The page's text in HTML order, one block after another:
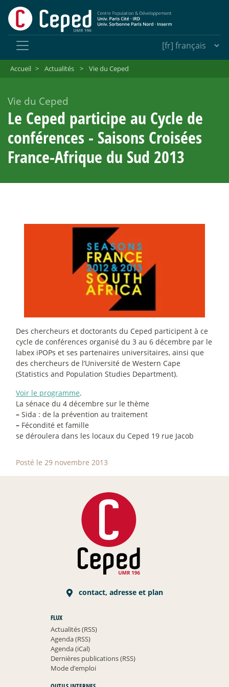
Accueil > Actualités > Vie du Ceped
Vie du Ceped
Le Ceped participe au Cycle de
conférences - Saisons Croisées
France-Afrique du Sud 2013
Des chercheurs et doctorants du Ceped participent à ce
cycle de conférences organisé du 3 au 6 décembre par le
labex iPOPs et ses partenaires universitaires, ainsi que
des chercheurs de l’Université de Western Cape
(Statistics and Population Studies Department).
Voir le programme.
La sénace du 4 décembre sur le thème
– Sida : de la prévention au traitement
– Fécondité et famille
se déroulera dans les locaux du Ceped 19 rue Jacob
Posté le 29 novembre 2013
contact, adresse et plan
FLUX
Actualités (RSS)
Agenda (RSS)
Agenda (iCal)
Dernières publications (RSS)
Mode d’emploi